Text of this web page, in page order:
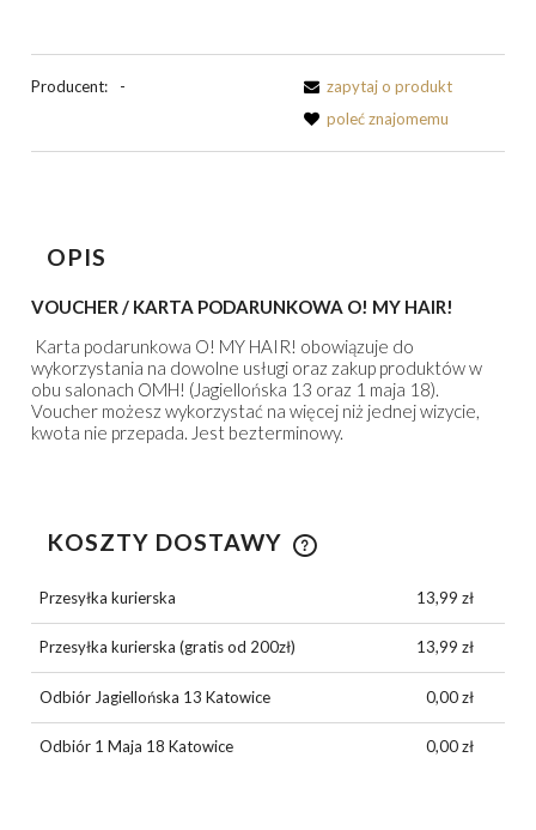
Producent: -
zapytaj o produkt
poleć znajomemu
OPIS
VOUCHER / KARTA PODARUNKOWA O! MY HAIR!
Karta podarunkowa O! MY HAIR! obowiązuje do
wykorzystania na dowolne usługi oraz zakup produktów w
obu salonach OMH! (Jagiellońska 13 oraz 1 maja 18).
Voucher możesz wykorzystać na więcej niż jednej wizycie,
kwota nie przepada. Jest bezterminowy.
KOSZTY DOSTAWY
CENA NIE ZAWIERA EWENTUALNYCH KOSZTÓW
Przesyłka kurierska
13,99 zł
Przesyłka kurierska (gratis od 200zł) 13,99 zł
Odbiór Jagiellońska 13 Katowice 0,00 zł
Odbiór 1 Maja 18 Katowice 0,00 zł